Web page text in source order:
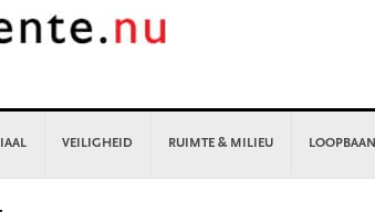
VEILIGHEID RUIMTE & MILIEU LOOPBAAN